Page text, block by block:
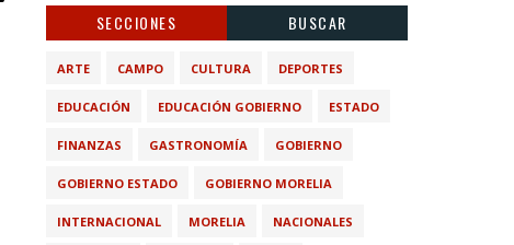
SECCIONES BUSCAR
ARTE CAMPO CULTURA DEPORTES
EDUCACIÓN EDUCACIÓN GOBIERNO ESTADO
FINANZAS GASTRONOMÍA GOBIERNO
GOBIERNO ESTADO GOBIERNO MORELIA
INTERNACIONAL MORELIA NACIONALES